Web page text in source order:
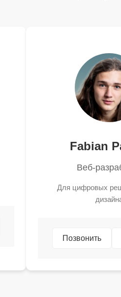
Fabian
Веб-
Для цифровых
Позвонить